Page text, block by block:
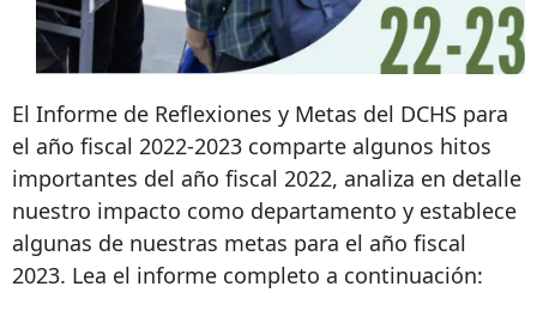
El Informe de Reflexiones y Metas del DCHS para
el año fiscal 2022-2023 comparte algunos hitos
importantes del año fiscal 2022, analiza en detalle
nuestro impacto como departamento y establece
algunas de nuestras metas para el año fiscal
2023. Lea el informe completo a continuación: